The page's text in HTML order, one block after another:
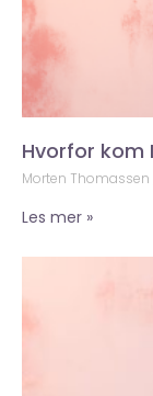
Hvorfor kom
Morten Thomassen
Les mer »